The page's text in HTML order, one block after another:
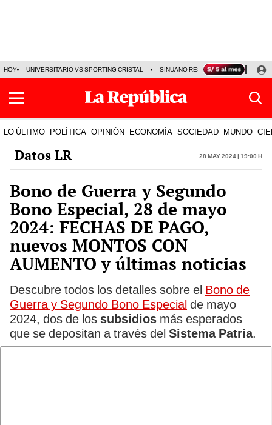
HOY UNIVERSITARIO VS SPORTING CRISTAL SINUANO RESULTADOS HOY
LO ÚLTIMO POLÍTICA OPINIÓN ECONOMÍA SOCIEDAD MUNDO
Datos LR 28 May 2024 | 19:00 h
Bono de Guerra y Segundo
Bono Especial, 28 de mayo
2024: FECHAS DE PAGO,
nuevos MONTOS CON
AUMENTO y últimas noticias
Descubre todos los detalles sobre el Bono de
Guerra y Segundo Bono Especial de mayo
2024, dos de los subsidios más esperados
que se depositan a través del Sistema Patria.